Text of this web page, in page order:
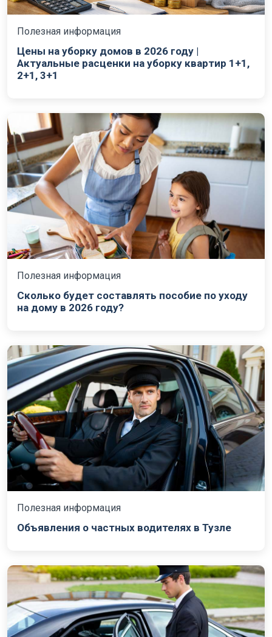
Полезная информация
Цены на уборку домов в 2026 году |
Актуальные расценки на уборку квартир 1+1,
2+1, 3+1
Полезная информация
Сколько будет составлять пособие по уходу
на дому в 2026 году?
Полезная информация
Объявления о частных водителях в Тузле